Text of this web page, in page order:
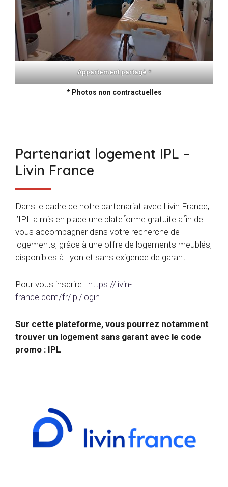
Appartement partagé *
* Photos non contractuelles
Partenariat logement IPL –
Livin France
Dans le cadre de notre partenariat avec Livin France,
l’IPL a mis en place une plateforme gratuite afin de
vous accompagner dans votre recherche de
logements, grâce à une offre de logements meublés,
disponibles à Lyon et sans exigence de garant.
Pour vous inscrire : https://livin-
france.com/fr/ipl/login
Sur cette plateforme, vous pourrez notamment
trouver un logement sans garant avec le code
promo : IPL